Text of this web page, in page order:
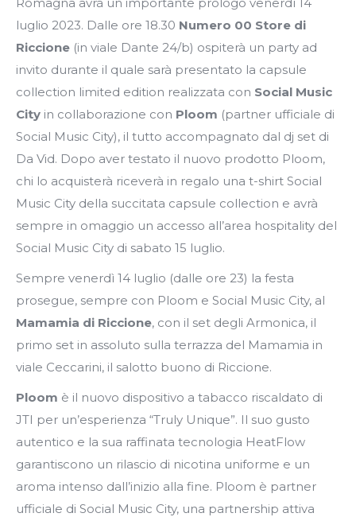
luglio 2023. Dalle ore 18.30 Numero 00 Store di
Riccione (in viale Dante 24/b) ospiterà un party ad
invito durante il quale sarà presentato la capsule
collection limited edition realizzata con Social Music
City in collaborazione con Ploom (partner ufficiale di
Social Music City), il tutto accompagnato dal dj set di
Da Vid. Dopo aver testato il nuovo prodotto Ploom,
chi lo acquisterà riceverà in regalo una t-shirt Social
Music City della succitata capsule collection e avrà
sempre in omaggio un accesso all’area hospitality del
Social Music City di sabato 15 luglio.
Sempre venerdì 14 luglio (dalle ore 23) la festa
prosegue, sempre con Ploom e Social Music City, al
Mamamia di Riccione, con il set degli Armonica, il
primo set in assoluto sulla terrazza del Mamamia in
viale Ceccarini, il salotto buono di Riccione.
Ploom è il nuovo dispositivo a tabacco riscaldato di
JTI per un’esperienza “Truly Unique”. Il suo gusto
autentico e la sua raffinata tecnologia HeatFlow
garantiscono un rilascio di nicotina uniforme e un
aroma intenso dall’inizio alla fine. Ploom è partner
ufficiale di Social Music City, una partnership attiva